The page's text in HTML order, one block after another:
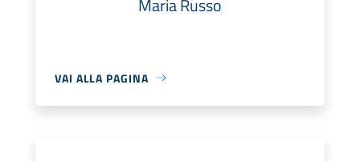
VAI ALLA PAGINA